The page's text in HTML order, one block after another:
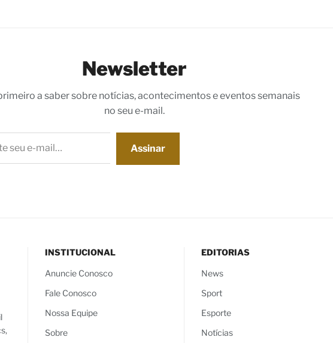
Newsletter
a saber sobre notícias, acontecimentos e eventos semanais
no seu e-mail.
Assinar
INSTITUCIONAL
Anuncie Conosco
Fale Conosco
Nossa Equipe
Sobre
EDITORIAS
News
Sport
Esporte
Notícias